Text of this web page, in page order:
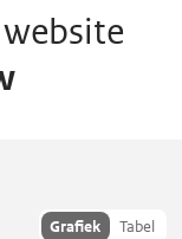
Toon
Grafiek Tabel